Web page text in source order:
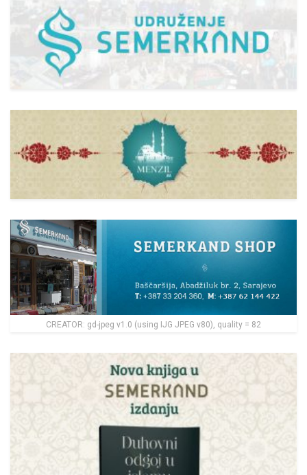
CREATOR: gd-jpeg v1.0 (using IJG JPEG v80), quality = 82